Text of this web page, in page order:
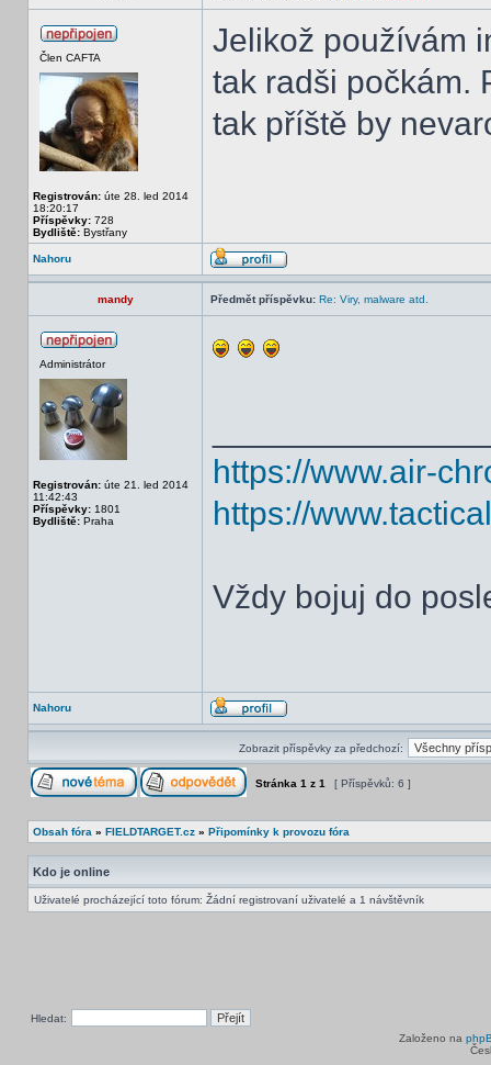
Člen CAFTA
Registrován: úte 28. led 2014
18:20:17
Příspěvky: 728
Bydliště: Bystřany
Jelikož používám
tak radši počkám.
tak příště by
Nahoru
mandy Předmět příspěvku: Re: Viry, malware atd.
Administrátor
Registrován: úte 21. led 2014
11:42:43
Příspěvky: 1801
Bydliště: Praha
https://www.air-
https://
Vždy bojuj do
Nahoru
Zobrazit příspěvky za předchozí:
Stránka 1 z 1 [ Příspěvků: 6 ]
Obsah fóra » FIELDTARGET.cz » Připomínky k provozu fóra
Kdo je online
Uživatelé procházející toto fórum: Žádní registrovaní uživatelé a 1 návštěvník
Hledat:
Založeno na